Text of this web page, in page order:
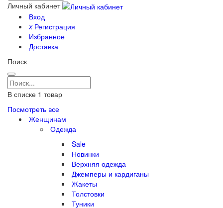
Личный кабинет
Вход
xРегистрация
Избранное
Доставка
Поиск
В списке 1 товар
Посмотреть все
Женщинам
Одежда
Sale
Новинки
Верхняя одежда
Джемперы и кардиганы
Жакеты
Толстовки
Туники